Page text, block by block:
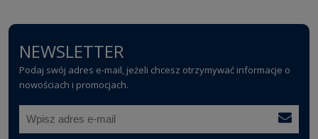
NEWSLETTER
Podaj swój adres e-mail, jeżeli chcesz otrzymywać informacje o
nowościach i promocjach.